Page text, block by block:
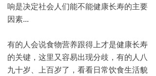
响是决定社会人们能不能健康长寿的主要
因素...
有的人会说食物营养跟得上才是健康长寿
的关键，这里又容易出现分歧，有的人八
九十岁、上百岁了，看看日常饮食生活貌